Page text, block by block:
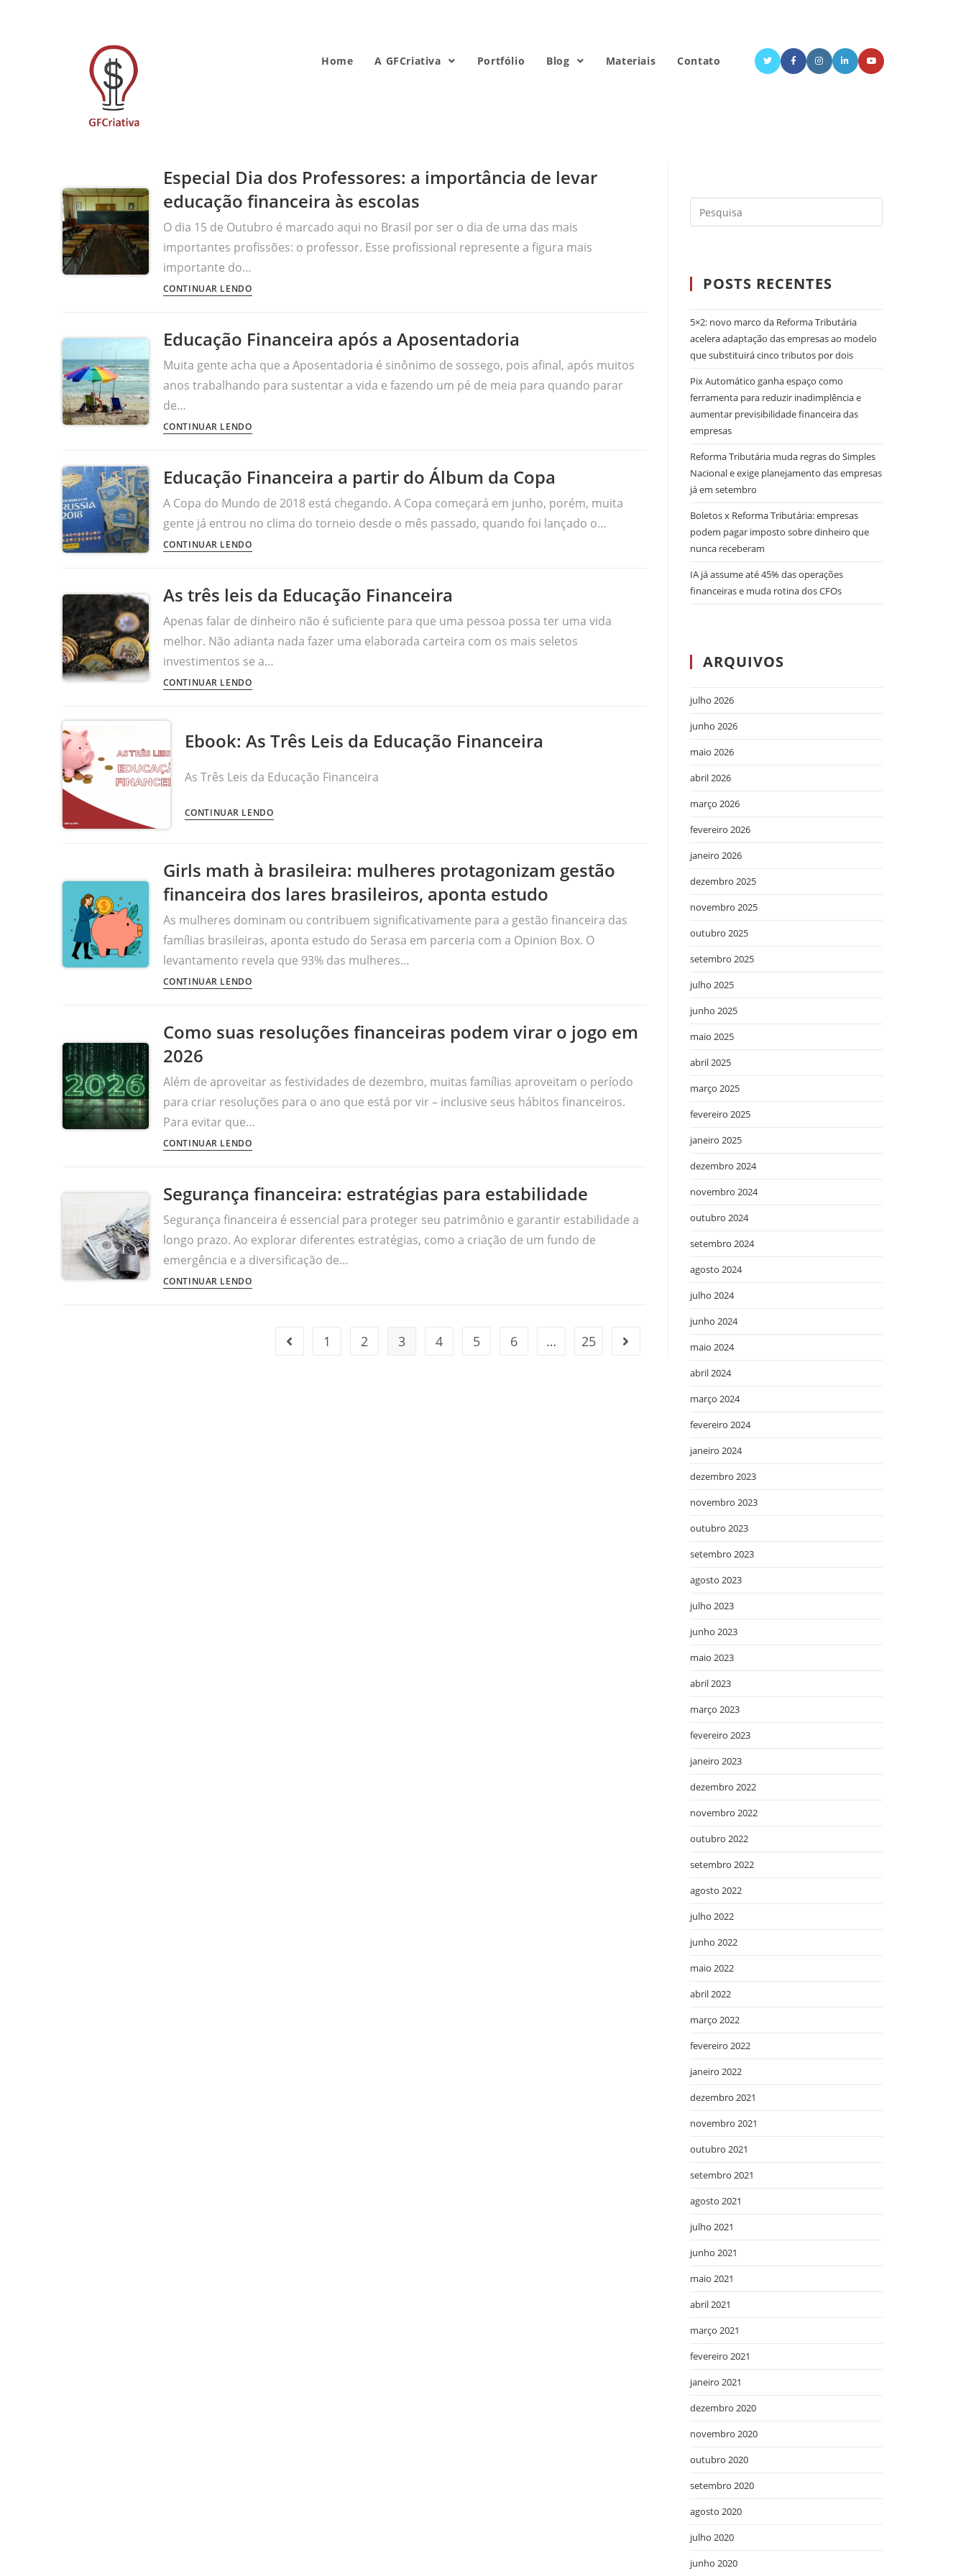
Home A GFCriativa Portfólio Blog Materiais Contato
Especial Dia dos Professores: a importância de levar
educação financeira às escolas
O dia 15 de Outubro é marcado aqui no Brasil por ser o dia de uma das mais
importantes profissões: o professor. Esse profissional represente a figura mais
importante do…
CONTINUAR LENDO
Educação Financeira após a Aposentadoria
Muita gente acha que a Aposentadoria é sinônimo de sossego, pois afinal, após muitos
anos trabalhando para sustentar a vida e fazendo um pé de meia para quando parar
de…
CONTINUAR LENDO
Educação Financeira a partir do Álbum da Copa
A Copa do Mundo de 2018 está chegando. A Copa começará em junho, porém, muita
gente já entrou no clima do torneio desde o mês passado, quando foi lançado o…
CONTINUAR LENDO
As três leis da Educação Financeira
Apenas falar de dinheiro não é suficiente para que uma pessoa possa ter uma vida
melhor. Não adianta nada fazer uma elaborada carteira com os mais seletos
investimentos se a…
CONTINUAR LENDO
Ebook: As Três Leis da Educação Financeira
As Três Leis da Educação Financeira
CONTINUAR LENDO
Girls math à brasileira: mulheres protagonizam gestão
financeira dos lares brasileiros, aponta estudo
As mulheres dominam ou contribuem significativamente para a gestão financeira das
famílias brasileiras, aponta estudo do Serasa em parceria com a Opinion Box. O
levantamento revela que 93% das mulheres…
CONTINUAR LENDO
Como suas resoluções financeiras podem virar o jogo em
2026
Além de aproveitar as festividades de dezembro, muitas famílias aproveitam o período
para criar resoluções para o ano que está por vir – inclusive seus hábitos financeiros.
Para evitar que…
CONTINUAR LENDO
Segurança financeira: estratégias para estabilidade
Segurança financeira é essencial para proteger seu patrimônio e garantir estabilidade a
longo prazo. Ao explorar diferentes estratégias, como a criação de um fundo de
emergência e a diversificação de…
CONTINUAR LENDO
1 2 3 4 5 6 … 25
POSTS RECENTES
5×2: novo marco da Reforma Tributária
acelera adaptação das empresas ao modelo
que substituirá cinco tributos por dois
Pix Automático ganha espaço como
ferramenta para reduzir inadimplência e
aumentar previsibilidade financeira das
empresas
Reforma Tributária muda regras do Simples
Nacional e exige planejamento das empresas
já em setembro
Boletos x Reforma Tributária: empresas
podem pagar imposto sobre dinheiro que
nunca receberam
IA já assume até 45% das operações
financeiras e muda rotina dos CFOs
ARQUIVOS
julho 2026
junho 2026
maio 2026
abril 2026
março 2026
fevereiro 2026
janeiro 2026
dezembro 2025
novembro 2025
outubro 2025
setembro 2025
julho 2025
junho 2025
maio 2025
abril 2025
março 2025
fevereiro 2025
janeiro 2025
dezembro 2024
novembro 2024
outubro 2024
setembro 2024
agosto 2024
julho 2024
junho 2024
maio 2024
abril 2024
março 2024
fevereiro 2024
janeiro 2024
dezembro 2023
novembro 2023
outubro 2023
setembro 2023
agosto 2023
julho 2023
junho 2023
maio 2023
abril 2023
março 2023
fevereiro 2023
janeiro 2023
dezembro 2022
novembro 2022
outubro 2022
setembro 2022
agosto 2022
julho 2022
junho 2022
maio 2022
abril 2022
março 2022
fevereiro 2022
janeiro 2022
dezembro 2021
novembro 2021
outubro 2021
setembro 2021
agosto 2021
julho 2021
junho 2021
maio 2021
abril 2021
março 2021
fevereiro 2021
janeiro 2021
dezembro 2020
novembro 2020
outubro 2020
setembro 2020
agosto 2020
julho 2020
junho 2020